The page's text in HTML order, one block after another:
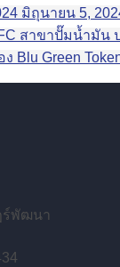
มิถุนายน 5,
สาขาปั๊มน้ำมัน
ง Blu Green
ร์พัฒนา